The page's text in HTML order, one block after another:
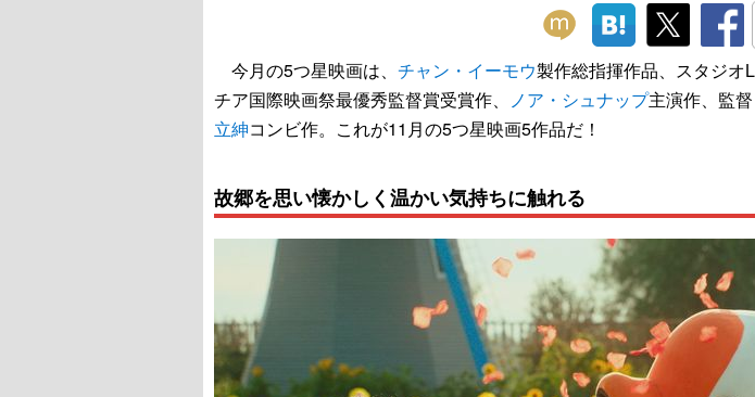
今月の5つ星映画は、 チャン・イーモウ製作総指揮作品、スタジオ
チア国際映画祭最優秀監督賞受賞作、
ノア・シュナップ主演作、監督
立紳コンビ作。これが11月の5つ星映画5作品だ！
故郷を思い懐かしく温かい気持ちに触れる